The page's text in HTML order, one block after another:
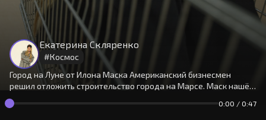
Екатерина Скляренко
#Космос
Город на Луне от Илона Маска Американский бизнесмен
решил отложить строительство города на Марсе. Маск нашёл,
где это можно сделать в два раза быстрее — на Луне.
0:00 / 0:47
На сайте используются cookies.
Продолжая использовать сайт,
вы принимаетеусловия